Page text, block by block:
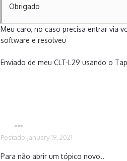
Obrigado
Meu caro, no caso precisa entrar via
software e resolveu
Enviado de meu CLT-L29 usando o
Postado January 19, 2021
Para não abrir um tópico novo..